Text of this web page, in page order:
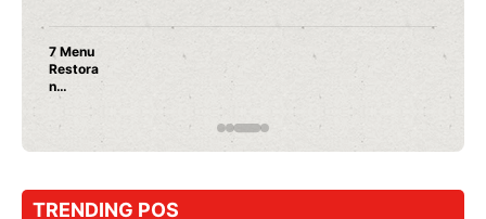
7 Menu
Restora
n
Jepang
yang
Dicoba,
Cuma
Sushi!
TRENDING POS